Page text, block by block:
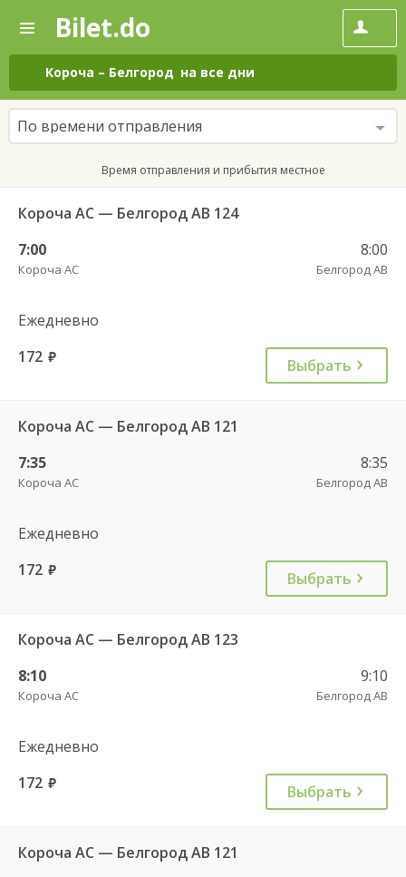
—
Поиск
и
покупка
билетов
на
автобус
онлайн
Bilet.do
Короча – Белгород на все дни
По времени отправления
Время отправления и прибытия местное
Короча АС — Белгород АВ 124
7:00
Короча АС
8:00
Белгород АВ
Ежедневно
172 руб. Выбрать
Короча АС — Белгород АВ 121
7:35
Короча АС
8:35
Белгород АВ
Ежедневно
172 руб. Выбрать
Короча АС — Белгород АВ 123
8:10
Короча АС
9:10
Белгород АВ
Ежедневно
172 руб. Выбрать
Короча АС — Белгород АВ 121